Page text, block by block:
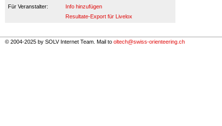
Für Veranstalter:
Info hinzufügen
Resultate-Export für Livelox
© 2004-2025 by SOLV Internet Team. Mail to oltech@swiss-orienteering.ch